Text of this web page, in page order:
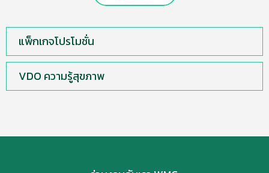
แพ็กเกจโปรโมชั่น
VDO ความรู้สุขภาพ